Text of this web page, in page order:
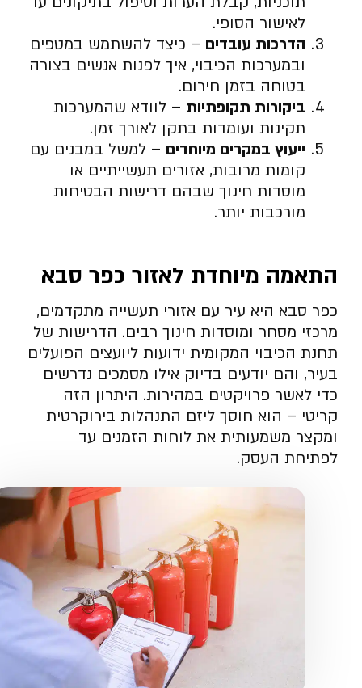
לאישור הסופי.
הדרכות עובדים – כיצד להשתמש במטפים
ובמערכות הכיבוי, איך לפנות אנשים בצורה
בטוחה בזמן חירום.
ביקורות תקופתיות – לוודא שהמערכות
תקינות ועומדות בתקן לאורך זמן.
ייעוץ במקרים מיוחדים – למשל במבנים עם
קומות מרובות, אזורים תעשייתיים או
מוסדות חינוך שבהם דרישות הבטיחות
מורכבות יותר.
התאמה מיוחדת לאזור כפר סבא
כפר סבא היא עיר עם אזורי תעשייה מתקדמים,
מרכזי מסחר ומוסדות חינוך רבים. הדרישות של
תחנת הכיבוי המקומית ידועות ליועצים הפועלים
בעיר, והם יודעים בדיוק אילו מסמכים נדרשים
כדי לאשר פרויקטים במהירות. היתרון הזה
קריטי – הוא חוסך ליזם התנהלות בירוקרטית
ומקצר משמעותית את לוחות הזמנים עד
לפתיחת העסק.